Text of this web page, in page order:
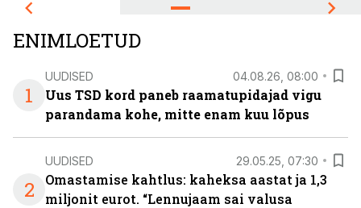
ENIMLOETUD
1
UUDISED 04.08.26, 08:00
Uus TSD kord paneb raamatupidajad vigu
parandama kohe, mitte enam kuu lõpus
2
UUDISED 29.05.25, 07:30
Omastamise kahtlus: kaheksa aastat ja 1,3
miljonit eurot. “Lennujaam sai valusa